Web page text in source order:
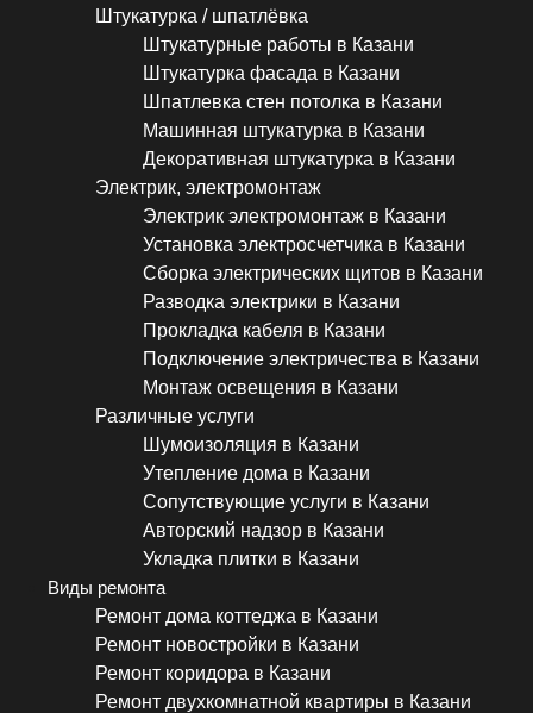
Штукатурка / шпатлёвка
Штукатурные работы в Казани
Штукатурка фасада в Казани
Шпатлевка стен потолка в Казани
Машинная штукатурка в Казани
Декоративная штукатурка в Казани
Электрик, электромонтаж
Электрик электромонтаж в Казани
Установка электросчетчика в Казани
Сборка электрических щитов в Казани
Разводка электрики в Казани
Прокладка кабеля в Казани
Подключение электричества в Казани
Монтаж освещения в Казани
Различные услуги
Шумоизоляция в Казани
Утепление дома в Казани
Сопутствующие услуги в Казани
Авторский надзор в Казани
Укладка плитки в Казани
Виды ремонта
Ремонт дома коттеджа в Казани
Ремонт новостройки в Казани
Ремонт коридора в Казани
Ремонт двухкомнатной квартиры в Казани